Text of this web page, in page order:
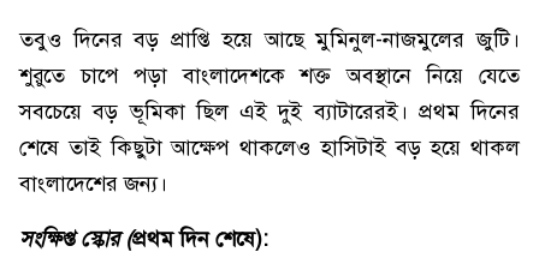
তবুও দিনের বড় প্রাপ্তি হয়ে আছে মুমিনুল-নাজমুলের জুটি।
শুরুতে চাপে পড়া বাংলাদেশকে শক্ত অবস্থানে নিয়ে যেতে
সবচেয়ে বড় ভূমিকা ছিল এই দুই ব্যাটারেরই। প্রথম দিনের
শেষে তাই কিছুটা আক্ষেপ থাকলেও হাসিটাই বড় হয়ে থাকল
বাংলাদেশের জন্য।
সংক্ষিপ্ত স্কোর (প্রথম দিন শেষে):